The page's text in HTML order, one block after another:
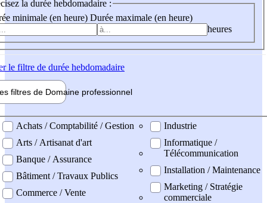
la durée hebdomadaire :
minimale (en heure) Durée maximale (en heure)
heures
le filtre de durée hebdomadaire
filtres de Domaine professionnel
professionel
Achats / Comptabilité / Gestion
Arts / Artisanat d'art
Banque / Assurance
Bâtiment / Travaux Publics
Commerce / Vente
Industrie
Informatique /
Télécommunication
Installation / Maintenance
Marketing / Stratégie
commerciale